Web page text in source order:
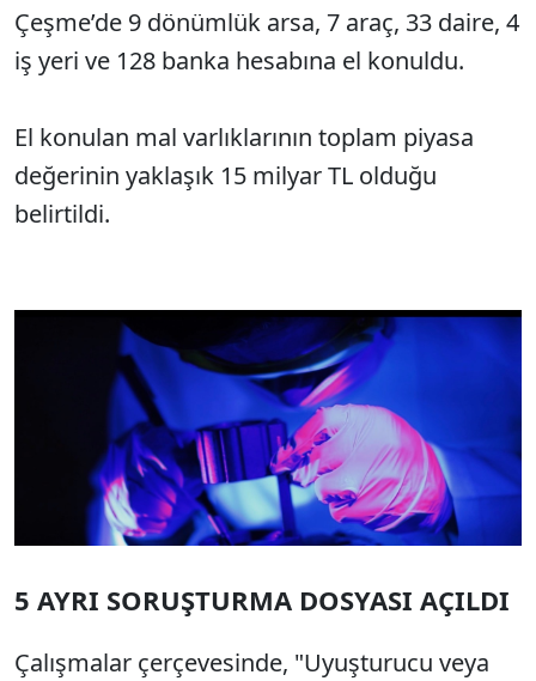
Çeşme’de 9 dönümlük arsa, 7 araç, 33 daire, 4
iş yeri ve 128 banka hesabına el konuldu.
El konulan mal varlıklarının toplam piyasa
değerinin yaklaşık 15 milyar TL olduğu
belirtildi.
5 AYRI SORUŞTURMA DOSYASI AÇILDI
Çalışmalar çerçevesinde, "Uyuşturucu veya